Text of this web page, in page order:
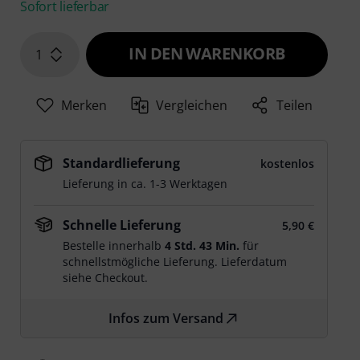
Sofort lieferbar
1 IN DEN WARENKORB
Merken Vergleichen Teilen
Standardlieferung
kostenlos
Lieferung in ca. 1-3 Werktagen
Schnelle Lieferung
5,90 €
Bestelle innerhalb4 Std. 43 Min. für
schnellstmögliche Lieferung. Lieferdatum
siehe Checkout.
Infos zum Versand